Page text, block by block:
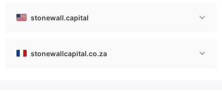
stonewall.capital
stonewallcapital.co.za